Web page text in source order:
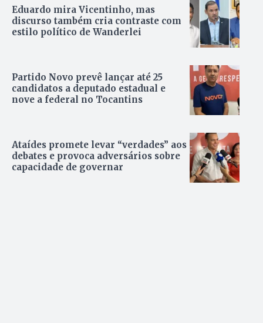
Eduardo mira Vicentinho, mas
discurso também cria contraste com
estilo político de Wanderlei
Partido Novo prevê lançar até 25
candidatos a deputado estadual e
nove a federal no Tocantins
Ataídes promete levar “verdades” aos
debates e provoca adversários sobre
capacidade de governar